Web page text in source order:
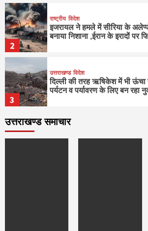
2
राष्ट्रीय विदेश
इजरायल ने हमले में सीरिया के
बनाया निशाना ,ईरान के इरादों पर
3
उत्तराखण्ड विदेश
दिल्‍ली की तरह ऋषिकेश में भी ऊंचा
पर्यटन व पर्यावरण के लिए बन रहा
देहरादून राष्ट्रीय
उत्तराखण्ड समाचार